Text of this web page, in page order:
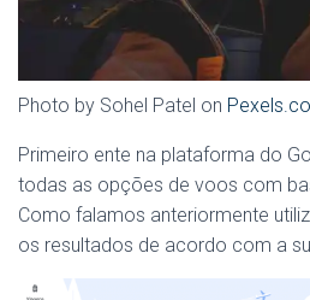
Photo by Sohel Patel on
Primeiro ente na plataforma do
todas as opções de voos com
Como falamos anteriormente
os resultados de acordo com a